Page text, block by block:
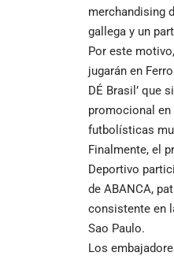
merchandising
gallega y un
Por este
jugarán en
DÉ Brasil’ que
promocional en
futbolísticas
Finalmente, el
Deportivo
de ABANCA,
consistente en
Sao Paulo.
Los